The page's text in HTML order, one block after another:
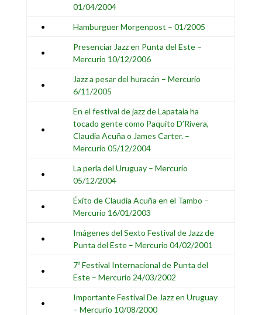
01/04/2004
•
Hamburguer Morgenpost – 01/2005
•
Presenciar Jazz en Punta del Este –
Mercurio 10/12/2006
•
Jazz a pesar del huracán – Mercurio
6/11/2005
•
En el festival de jazz de Lapataia ha
tocado gente como Paquito D’Rivera,
Claudia Acuña o James Carter. –
Mercurio 05/12/2004
•
La perla del Uruguay – Mercurio
05/12/2004
•
Éxito de Claudia Acuña en el Tambo –
Mercurio 16/01/2003
•
Imágenes del Sexto Festival de Jazz de
Punta del Este – Mercurio 04/02/2001
•
7º Festival Internacional de Punta del
Este – Mercurio 24/03/2002
•
Importante Festival De Jazz en Uruguay
– Mercurio 10/08/2000